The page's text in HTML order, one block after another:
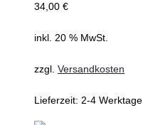
34,00 €
inkl. 20 % MwSt.
zzgl. Versandkosten
Lieferzeit: 2-4 Werktage